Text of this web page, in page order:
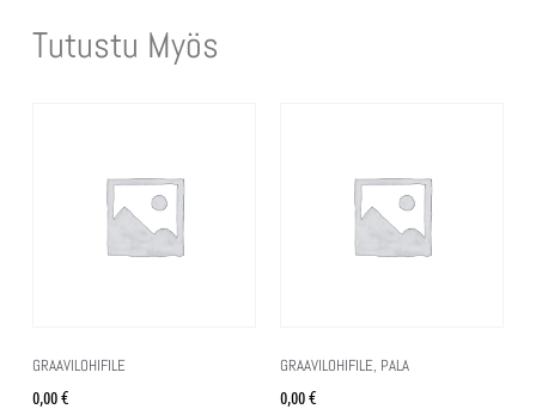
Tutustu Myös
GRAAVILOHIFILE
0,00€
GRAAVILOHIFILE, PALA
0,00€